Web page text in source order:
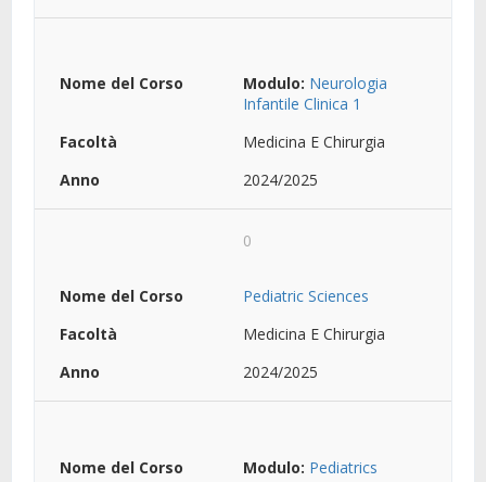
Modulo: Neurologia
Infantile Clinica 1
Medicina E Chirurgia
2024/2025
0
Pediatric Sciences
Medicina E Chirurgia
2024/2025
Modulo: Pediatrics